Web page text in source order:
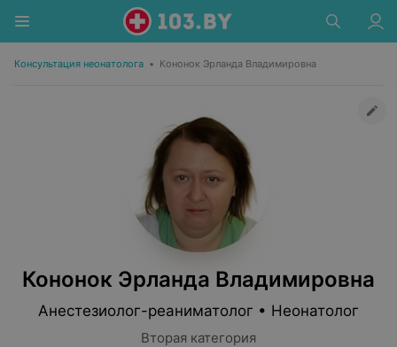
Консультация неонатолога • Кононок Эрланда Владимировна
Кононок Эрланда Владимировна
Анестезиолог-реаниматолог • Неонатолог
Вторая категория